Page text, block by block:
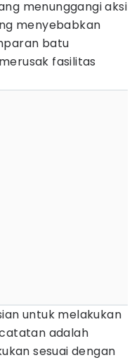
menunggangi aksi
menyebabkan
batu
fasilitas
untuk melakukan
adalah
sesuai dengan